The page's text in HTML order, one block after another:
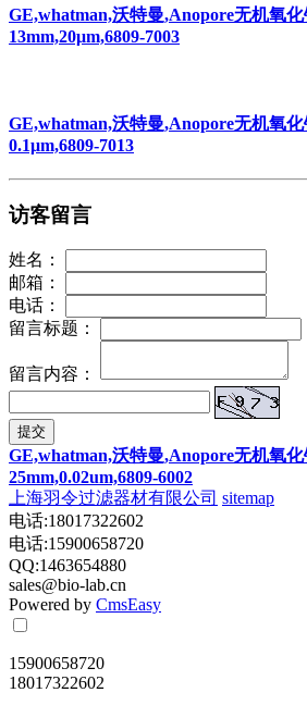
GE,whatman,沃特曼,Anopore无机氧
13mm,20μm,6809-7003
GE,whatman,沃特曼,Anopore无机氧
0.1μm,6809-7013
访客留言
姓名：
邮箱：
电话：
留言标题：
留言内容：
提交
GE,whatman,沃特曼,Anopore无机氧
25mm,0.02um,6809-6002
上海羽令过滤器材有限公司 sitemap
电话:18017322602
电话:15900658720
QQ:1463654880
sales@bio-lab.cn
Powered by CmsEasy
15900658720
18017322602